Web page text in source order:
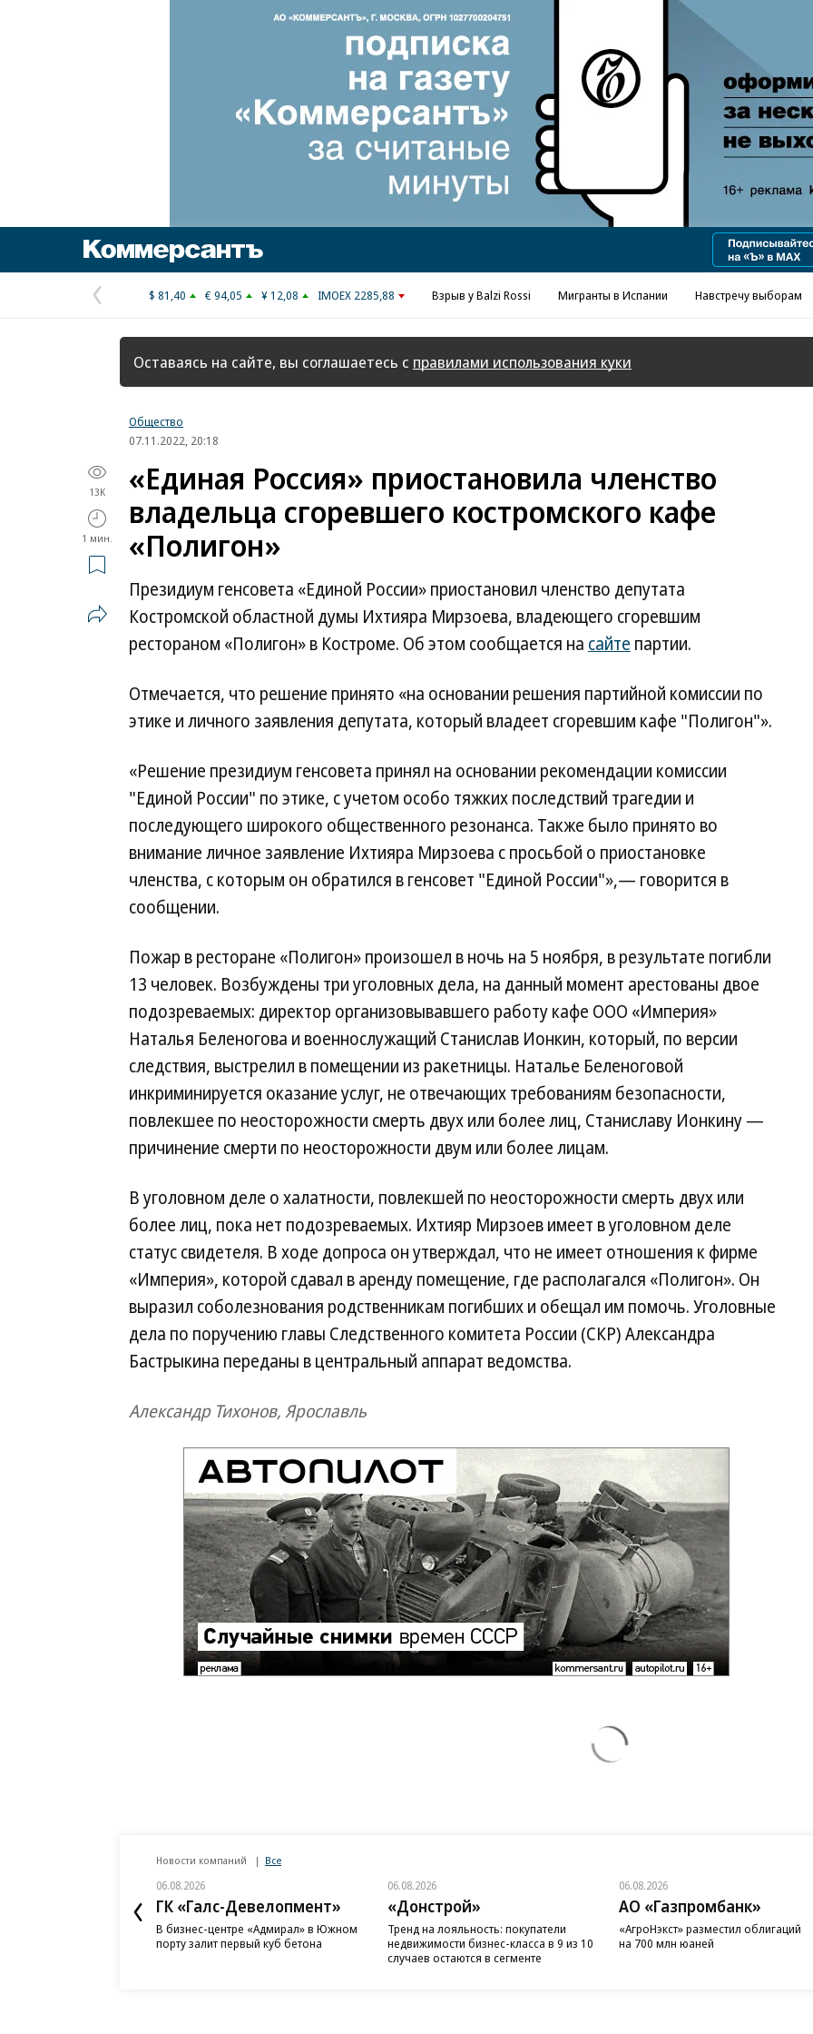
Реклама в «Ъ» www.kommersant.ru/ad
Предыдущая
страница
$ 81,40 € 94,05 ¥ 12,08 IMOEX 2285,88 Взрыв у Balzi Rossi Мигранты в Испании Навстречу выборам
Оставаясь на сайте, вы соглашаетесь с правилами использования куки
Общество
07.11.2022, 20:18
13K
1 мин.
«Единая Россия» приостановила членство
владельца сгоревшего костромского кафе
«Полигон»
Президиум генсовета «Единой России» приостановил членство депутата
Костромской областной думы Ихтияра Мирзоева, владеющего сгоревшим
рестораном «Полигон» в Костроме. Об этом сообщается на сайте партии.
Отмечается, что решение принято «на основании решения партийной комиссии по
этике и личного заявления депутата, который владеет сгоревшим кафе "Полигон"».
«Решение президиум генсовета принял на основании рекомендации комиссии
"Единой России" по этике, с учетом особо тяжких последствий трагедии и
последующего широкого общественного резонанса. Также было принято во
внимание личное заявление Ихтияра Мирзоева с просьбой о приостановке
членства, с которым он обратился в генсовет "Единой России"»,— говорится в
сообщении.
Пожар в ресторане «Полигон» произошел в ночь на 5 ноября, в результате погибли
13 человек. Возбуждены три уголовных дела, на данный момент арестованы двое
подозреваемых: директор организовывавшего работу кафе ООО «Империя»
Наталья Беленогова и военнослужащий Станислав Ионкин, который, по версии
следствия, выстрелил в помещении из ракетницы. Наталье Беленоговой
инкриминируется оказание услуг, не отвечающих требованиям безопасности,
повлекшее по неосторожности смерть двух или более лиц, Станиславу Ионкину —
причинение смерти по неосторожности двум или более лицам.
В уголовном деле о халатности, повлекшей по неосторожности смерть двух или
более лиц, пока нет подозреваемых. Ихтияр Мирзоев имеет в уголовном деле
статус свидетеля. В ходе допроса он утверждал, что не имеет отношения к фирме
«Империя», которой сдавал в аренду помещение, где располагался «Полигон». Он
выразил соболезнования родственникам погибших и обещал им помочь. Уголовные
дела по поручению главы Следственного комитета России (СКР) Александра
Бастрыкина переданы в центральный аппарат ведомства.
Александр Тихонов, Ярославль
Новости компаний Все
06.08.2026
ГК «Галс-Девелопмент»
В бизнес-центре «Адмирал» в Южном
порту залит первый куб бетона
06.08.2026
«Донстрой»
Тренд на лояльность: покупатели
недвижимости бизнес-класса в 9 из 10
случаев остаются в сегменте
06.08.2026
АО «Газпромбанк»
«АгроНэкст» разместил облигаций
на 700 млн юаней